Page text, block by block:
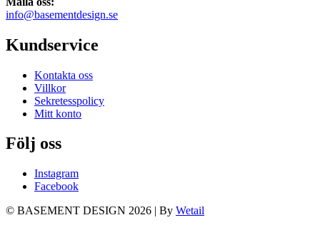
info@basementdesign.se
Kundservice
Kontakta oss
Villkor
Sekretesspolicy
Mitt konto
Följ oss
Instagram
Facebook
© BASEMENT DESIGN 2026 | By Wetail